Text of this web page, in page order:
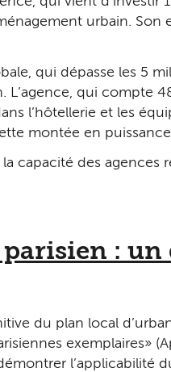
urbain. Son
qui dépasse les 5
L’agence, qui compte
l’hôtellerie et les
montée en
capacité des agences
:
du plan local
exemplaires »
l’applicabilité